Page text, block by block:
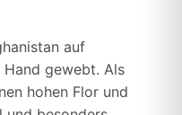
auf
gewebt. Als
hohen Flor und